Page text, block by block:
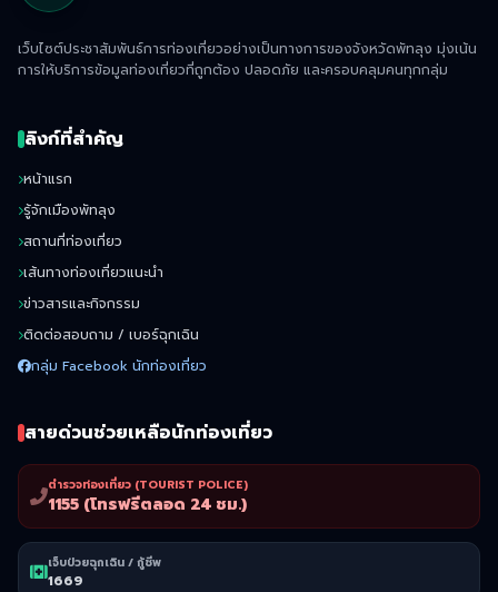
เว็บไซต์ประชาสัมพันธ์การท่องเที่ยวอย่างเป็นทางการของจังหวัดพัทลุง มุ่งเน้น
การให้บริการข้อมูลท่องเที่ยวที่ถูกต้อง ปลอดภัย และครอบคลุมคนทุกกลุ่ม
ลิงก์ที่สำคัญ
หน้าแรก
รู้จักเมืองพัทลุง
สถานที่ท่องเที่ยว
เส้นทางท่องเที่ยวแนะนำ
ข่าวสารและกิจกรรม
ติดต่อสอบถาม / เบอร์ฉุกเฉิน
กลุ่ม Facebook นักท่องเที่ยว
สายด่วนช่วยเหลือนักท่องเที่ยว
ตำรวจท่องเที่ยว (TOURIST POLICE)
1155 (โทรฟรีตลอด 24 ชม.)
เจ็บป่วยฉุกเฉิน / กู้ชีพ
1669